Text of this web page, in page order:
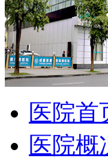
医院首
医院概